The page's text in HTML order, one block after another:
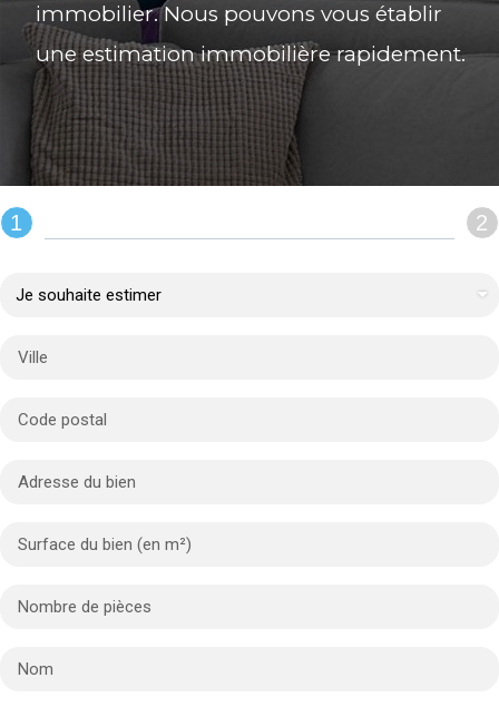
immobilier. Nous pouvons vous établir
une estimation immobilière rapidement.
REMPLIR LE FORMULAIRE :
1 2